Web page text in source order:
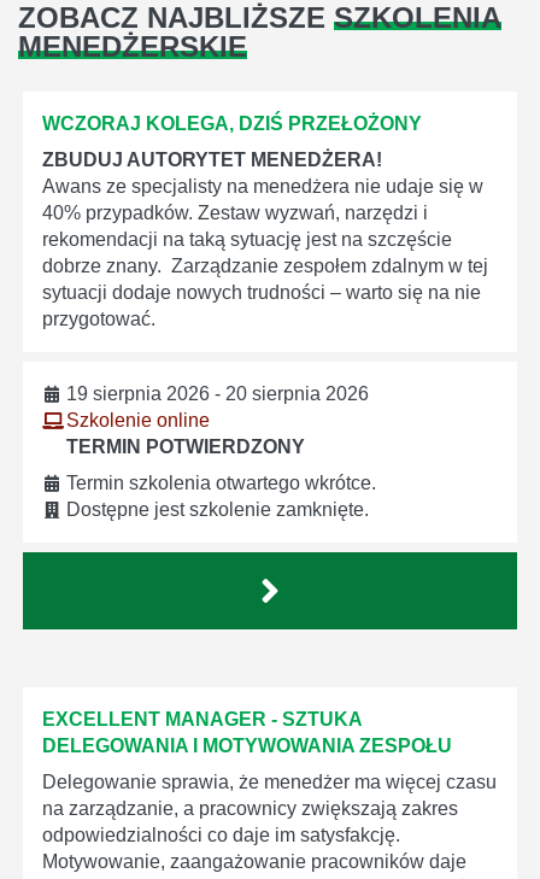
ZOBACZ NAJBLIŻSZE SZKOLENIA
MENEDŻERSKIE
WCZORAJ KOLEGA, DZIŚ PRZEŁOŻONY
ZBUDUJ AUTORYTET MENEDŻERA!
Awans ze specjalisty na menedżera nie udaje się w
40% przypadków. Zestaw wyzwań, narzędzi i
rekomendacji na taką sytuację jest na szczęście
dobrze znany. Zarządzanie zespołem zdalnym w tej
sytuacji dodaje nowych trudności – warto się na nie
przygotować.
19 sierpnia 2026 - 20 sierpnia 2026
Szkolenie online
TERMIN POTWIERDZONY
Termin szkolenia otwartego wkrótce.
Dostępne jest szkolenie zamknięte.
EXCELLENT MANAGER - SZTUKA
DELEGOWANIA I MOTYWOWANIA ZESPOŁU
Delegowanie sprawia, że menedżer ma więcej czasu
na zarządzanie, a pracownicy zwiększają zakres
odpowiedzialności co daje im satysfakcję.
Motywowanie, zaangażowanie pracowników daje